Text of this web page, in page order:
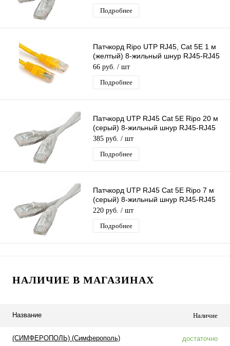
Подробнее
Патчкорд Ripo UTP RJ45, Cat 5E 1 м
(желтый) 8-жильный шнур RJ45-RJ45
д/соединения сетевых устройств
66 руб. / шт
Подробнее
Патчкорд UTP RJ45 Cat 5E Ripo 20 м
(серый) 8-жильный шнур RJ45-RJ45
для соединения сетевых устройств
385 руб. / шт
Подробнее
Патчкорд UTP RJ45 Cat 5E Ripo 7 м
(серый) 8-жильный шнур RJ45-RJ45
для соединения сетевых устройств
220 руб. / шт
Подробнее
НАЛИЧИЕ В МАГАЗИНАХ
Название Наличие
(СИМФЕРОПОЛЬ) (Симферополь) достаточно